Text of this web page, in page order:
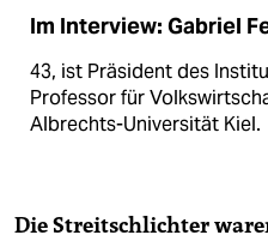
Im Interview: Gabriel
43, ist Präsident des
Professor für
Albrechts-Universität Kiel.
Die Streitschlichter